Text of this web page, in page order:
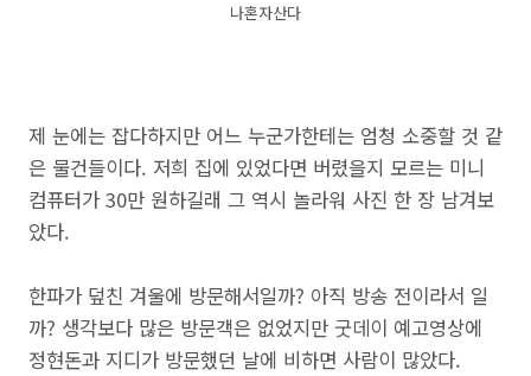
나혼자산다
제 눈에는 잡다하지만 어느 누군가한테는 엄청 소중할 것 같
은 물건들이다. 저희 집에 있었다면 버렸을지 모르는 미니
컴퓨터가 30만 원하길래 그 역시 놀라워 사진 한 장 남겨보
았다.
한파가 덮친 겨울에 방문해서일까? 아직 방송 전이라서 일
까? 생각보다 많은 방문객은 없었지만 굿데이 예고영상에
정현돈과 지디가 방문했던 날에 비하면 사람이 많았다.